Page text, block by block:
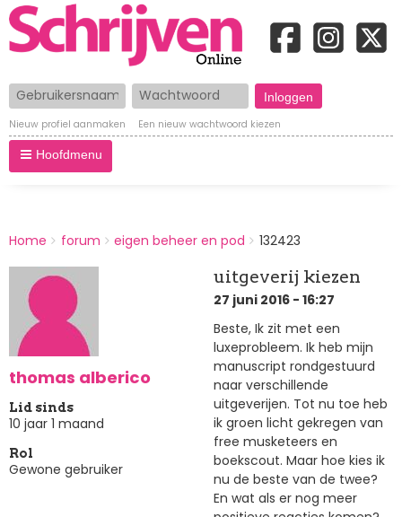
Gebruikersnaam Wachtwoord
Nieuw profiel aanmaken Een nieuw wachtwoord kiezen
Hoofdmenu
BREADCRUMBS
You
here:
Home forum eigen beheer en pod 132423
thomas alberico
Lid sinds
10 jaar 1 maand
Rol
Gewone gebruiker
uitgeverij kiezen
27 juni 2016 - 16:27
Beste, Ik zit met een
luxeprobleem. Ik heb mijn
manuscript rondgestuurd
naar verschillende
uitgeverijen. Tot nu toe heb
ik groen licht gekregen van
free musketeers en
boekscout. Maar hoe kies ik
nu de beste van de twee?
En wat als er nog meer